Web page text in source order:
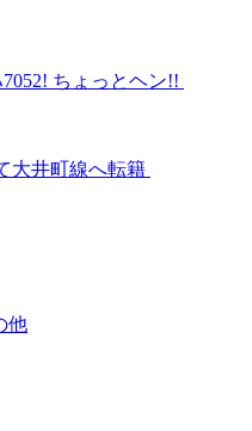
ちょっとヘン!!
大井町線へ転籍
他